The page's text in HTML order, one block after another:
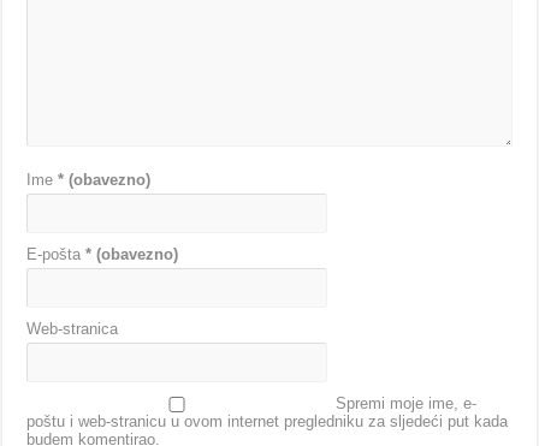
Ime* (obavezno)
E-pošta* (obavezno)
Web-stranica
Spremi moje ime, e-
poštu i web-stranicu u ovom internet pregledniku za sljedeći put kada
budem komentirao.